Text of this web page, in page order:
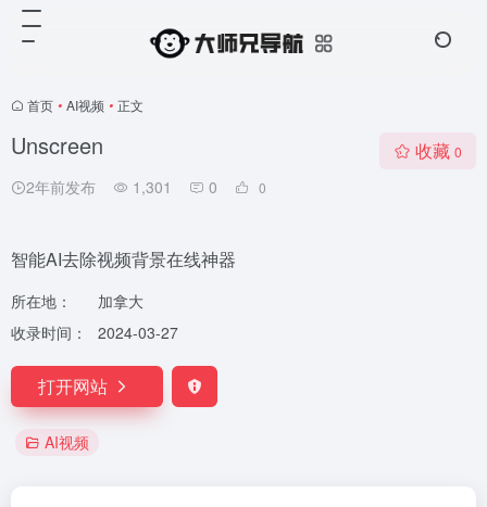
首页 • AI视频 • 正文
Unscreen
2年前发布 1,301 0 0
收藏 0
智能AI去除视频背景在线神器
所在地：
加拿大
收录时间：
2024-03-27
打开网站
AI视频